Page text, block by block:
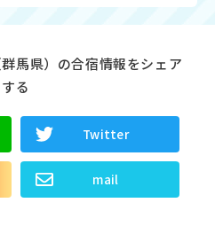
馬県）の合宿情報をシェア
する
Twitter
mail